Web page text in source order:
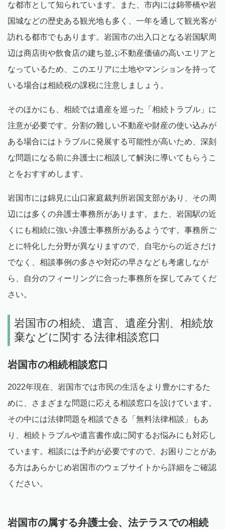
な都市として知られています。また、市内には錦帯橋や岩
国城などの歴史ある観光地も多く、一年を通して観光客が
訪れる都市でもあります。岩国市の出入口となる岩国駅周
辺は商店街や飲食店の建ち並ぶ不動産価値の高いエリアと
なっているため、このエリアに土地やマンションを持って
いる場合は相続税の課税に注意しましょう。
そのほかにも、相続では遺産を巡った「相続トラブル」に
注意が必要です。分割の難しい不動産や財産の使い込みが
ある場合にはトラブルに発展する可能性が高いため、深刻
な問題になる前に弁護士に相談して解決に導いてもらうこ
とをおすすめします。
岩国市には錦見に山口家庭裁判所岩国支部があり、その周
辺には多くの弁護士事務所があります。また、岩国駅の近
くにも相続に強い弁護士事務所があるようです。事務所ご
とに特化した分野が異なりますので、自宅からの近さだけ
でなく、相談事例の多さや対応の早さなども考慮しなが
ら、自分のフィーリングに合った事務所を探してみてくだ
さい。
岩国市の相続、遺言、遺産分割、相続放
棄などに関する法律相談窓口
岩国市の相続相談窓口
2022年現在、岩国市では市民の生活をより豊かにするた
めに、さまざまな問題に応える相談窓口を設けています。
その中には法律問題を相談できる「無料法律相談」もあ
り、相続トラブルや遺言書作成に関するお悩みにも対応し
ています。相談には予約が必要ですので、お困りごとがあ
る方はあらかじめ岩国市のウェブサイトから詳細をご確認
ください。
岩国市の属する弁護士会、法テラスでの相続